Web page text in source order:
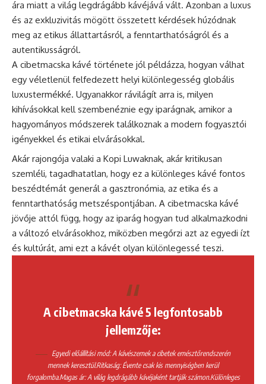
ára miatt a világ legdrágább kávéjává vált. Azonban a luxus
és az exkluzivitás mögött összetett kérdések húzódnak
meg az etikus állattartásról, a fenntarthatóságról és a
autentikusságról.
A cibetmacska kávé története jól példázza, hogyan válhat
egy véletlenül felfedezett helyi különlegesség globális
luxustermékké. Ugyanakkor rávilágít arra is, milyen
kihívásokkal kell szembenéznie egy iparágnak, amikor a
hagyományos módszerek találkoznak a modern fogyasztói
igényekkel és etikai elvárásokkal.
Akár rajongója valaki a Kopi Luwaknak, akár kritikusan
szemléli, tagadhatatlan, hogy ez a különleges kávé fontos
beszédtémát generál a gasztronómia, az etika és a
fenntarthatóság metszéspontjában. A cibetmacska kávé
jövője attól függ, hogy az iparág hogyan tud alkalmazkodni
a változó elvárásokhoz, miközben megőrzi azt az egyedi ízt
és kultúrát, ami ezt a kávét olyan különlegessé teszi.
A cibetmacska kávé 5 legfontosabb
jellemzője:
Egyedi előállítási mód: A kávészemek a cibetek emésztőrendszerén
mennek keresztül.Ritkaság: Évente csak kis mennyiségben kerül
forgalomba.Magas ár: A világ legdrágább kávéjaként tartják számon.Különleges